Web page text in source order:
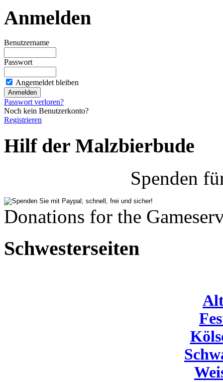
Anmelden
Benutzername
Passwort
Angemeldet bleiben
Passwort verloren?
Noch kein Benutzerkonto?
Registrieren
Hilf der Malzbierbude
Spenden
Donations for the
Schwesterseiten